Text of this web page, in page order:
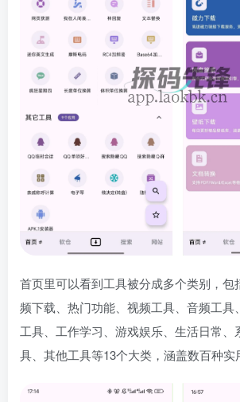
首页里可以看到工具被分成多个类别，包
频下载、热门功能、视频工具、音频工具
工具、工作学习、游戏娱乐、生活日常、
具、其他工具等13个大类，涵盖数百种实